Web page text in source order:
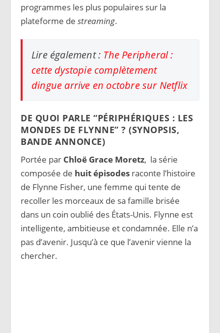
programmes les plus populaires sur la
plateforme destreaming.
Lire également : The Peripheral :
cette dystopie complètement
dingue arrive en octobre sur Netflix
DE QUOI PARLE “PÉRIPHÉRIQUES : LES
MONDES DE FLYNNE” ? (SYNOPSIS,
BANDE ANNONCE)
Portée par Chloë Grace Moretz, la série
composée de huit épisodes raconte l’histoire
de Flynne Fisher, une femme qui tente de
recoller les morceaux de sa famille brisée
dans un coin oublié des États-Unis. Flynne est
intelligente, ambitieuse et condamnée. Elle n’a
pas d’avenir. Jusqu’à ce que l’avenir vienne la
chercher.